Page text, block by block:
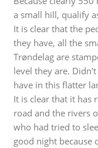
a small hill, qualify
It is clear that the
they have, all the
Trøndelag are
level they are.
have in this flatter
It is clear that it has
road and the rivers
who had tried to
good night because